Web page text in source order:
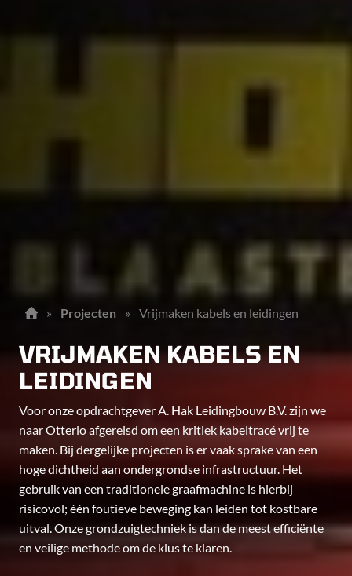
» Projecten » Vrijmaken kabels en leidingen
VRIJMAKEN KABELS EN
LEIDINGEN
Voor onze opdrachtgever A. Hak Leidingbouw B.V. zijn we
naar Otterlo afgereisd om een kritiek kabeltracé vrij te
maken. Bij dergelijke projecten is er vaak sprake van een
hoge dichtheid aan ondergrondse infrastructuur. Het
gebruik van een traditionele graafmachine is hierbij
risicovol; één foutieve beweging kan leiden tot kostbare
uitval. Onze grondzuigtechniek is dan de meest efficiënte
en veilige methode om de klus te klaren.